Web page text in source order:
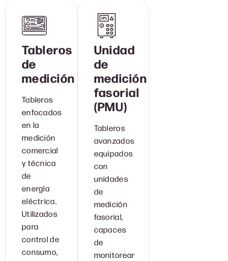
Tableros
de
medición
Tableros
enfocados
en la
medición
comercial
y técnica
de
energía
eléctrica.
Utilizados
para
control de
consumo,
Unidad
de
medición
fasorial
(PMU)
Tableros
avanzados
equipados
con
unidades
de
medición
fasorial,
capaces
de
monitorear